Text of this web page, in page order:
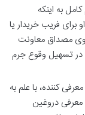
به اینکه
فریب خریدار یا
وی مصداق معاونت
در تسهیل وقوع جرم
کننده، با علم به
معرفی دروغین